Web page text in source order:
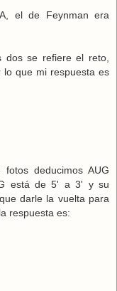
el de Feynman era
se refiere el reto,
que mi respuesta es
deducimos AUG
está de 5' a 3' y su
darle la vuelta para
respuesta es: